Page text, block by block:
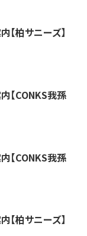
【柏サニーズ】
【CONKS我孫
【CONKS我孫
【柏サニーズ】